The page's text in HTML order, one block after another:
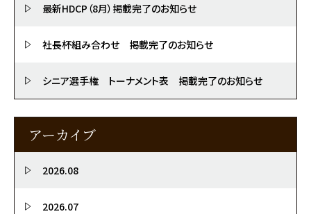
最新HDCP（8月）掲載完了のお知らせ
社長杯組み合わせ 掲載完了のお知らせ
シニア選手権 トーナメント表 掲載完了のお知らせ
アーカイブ
2026.08
2026.07